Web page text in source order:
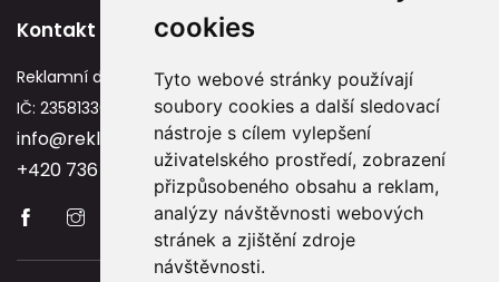
cookies
Tyto webové stránky používají
soubory cookies a další sledovací
nástroje s cílem vylepšení
uživatelského prostředí, zobrazení
přizpůsobeného obsahu a reklam,
analýzy návštěvnosti webových
stránek a zjištění zdroje
návštěvnosti.
Kontakt
Reklamní dárky
IČ: 23581336
info@reklamnidarky.cz
+420 736 787 715